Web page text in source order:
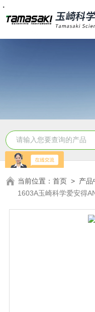
当前位置：首页 > 产品
1603A玉崎科学爱安得
・・・・